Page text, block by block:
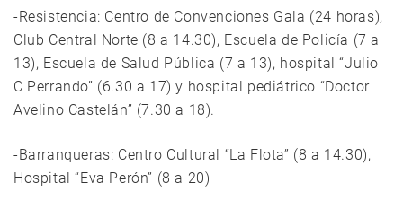
-Resistencia: Centro de Convenciones Gala (24 horas),
Club Central Norte (8 a 14.30), Escuela de Policía (7 a
13), Escuela de Salud Pública (7 a 13), hospital “Julio
C Perrando” (6.30 a 17) y hospital pediátrico “Doctor
Avelino Castelán” (7.30 a 18).
-Barranqueras: Centro Cultural “La Flota” (8 a 14.30),
Hospital “Eva Perón” (8 a 20)